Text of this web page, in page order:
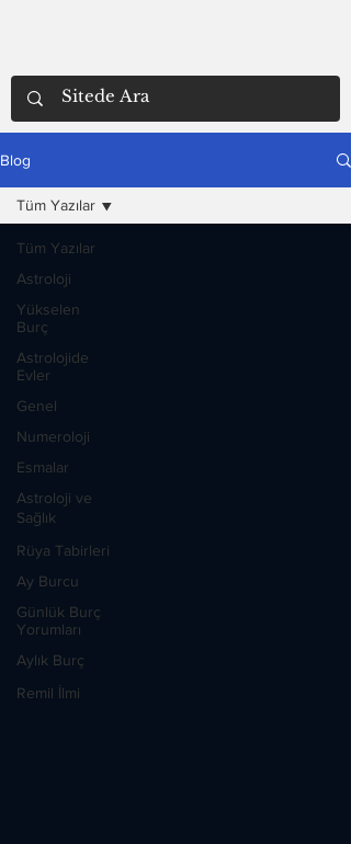
Blog
Tüm Yazılar
Astroloji
Yükselen
Burç
Astrolojide
Evler
Genel
Numeroloji
Esmalar
Astroloji ve
Sağlık
Rüya Tabirleri
Ay Burcu
Günlük Burç
Yorumları
Aylık Burç
Remil İlmi
Tüm Yazılar